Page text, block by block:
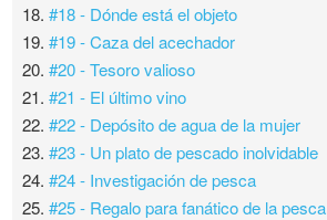
18.#18 - Dónde está el objeto
19.#19 - Caza del acechador
20.#20 - Tesoro valioso
21.#21 - El último vino
22.#22 - Depósito de agua de la mujer
23.#23 - Un plato de pescado inolvidable
24.#24 - Investigación de pesca
25.#25 - Regalo para fanático de la pesca